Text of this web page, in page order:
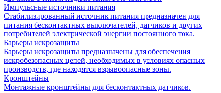
Импульсные источники питания
Стабилизированный источник питания предназначен для
питания бесконтактных выключателей, датчиков и других
потребителей электрической энергии постоянного тока.
Барьеры искрозащиты
Барьеры искрозащиты предназначены для обеспечения
искробезопасных цепей, необходимых в условиях опасных
производств, где находятся взрывоопасные зоны.
Кронштейны
Монтажные кронштейны для бесконтактных датчиков.